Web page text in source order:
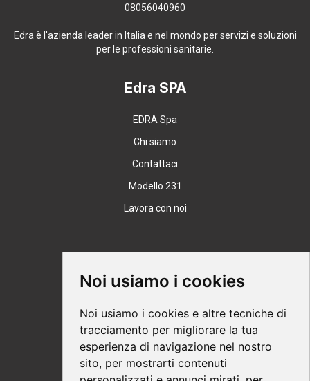
Noi usiamo i cookies
Noi usiamo i cookies e altre tecniche di
tracciamento per migliorare la tua
esperienza di navigazione nel nostro
sito, per mostrarti contenuti
08056040960
Edra è l'azienda leader in Italia e nel mondo per servizi e soluzioni
per le professioni sanitarie.
Edra SPA
EDRA Spa
Chi siamo
Contattaci
Modello 231
Lavora con noi
Supporto
Modalità di acquisto
Ebook help
Privacy